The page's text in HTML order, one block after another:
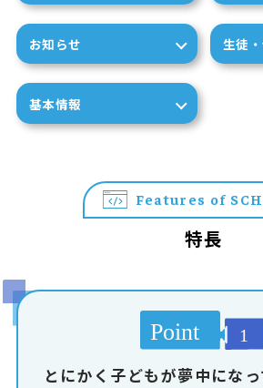
お知らせ 生徒
基本情報
Features of
特長
とにかく子どもが夢中になっ